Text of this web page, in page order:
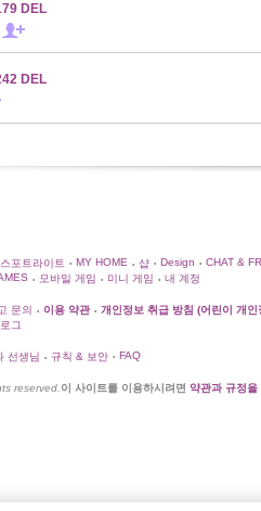
DEL
DEL
스포트라이트 • MY HOME • 샵 • Design • CHAT &
• 모바일 게임 • 미니 게임 • 내 계정
문의 • 이용 약관 • 개인정보 취급 방침 (어린이 개
그
선생님 • 규칙 & 보안 • FAQ
reserved. 이 사이트를 이용하시려면 약관과 규정을